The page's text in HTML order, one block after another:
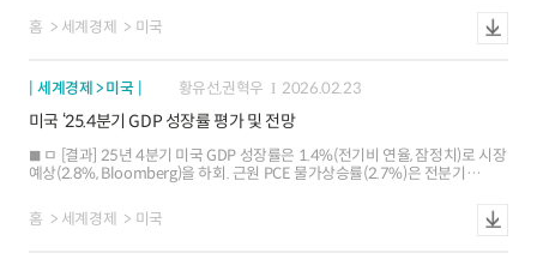
하반기에도 민간투자 주도의 성장 흐름이 이어지겠으나, 중동발 공급 충격 등에
의한 물가 불확실성이 지속되면서 연준의 통화긴축에 대한 경계감이 유지될
강세가 지속되면서 성장률이 반등할 전망(상반기 1.8% 하반기 2.1%e). 다만,
기업투자 여건 악화에 따른 민간 부문 성장세 둔화를 우려하는 시각이 증가하는
분위기 ㅇ 인플레이션: 기업들의 관세비용 전가 움직임 약화, 주거비 상승세
완화에 의한 인플레이션 둔화 흐름이 이어지겠으나, 중동전쟁발 공급 충격
장기화에 의한 반등 우려가 재부각 ㅇ 통화정책: 연준의 5회 연속 금리 동결에도
불구하고, 결국 인플레이션 반등에 대응해 정책 금리를 인상할 것이라는
경계감이 일정 수준 유지되고 있는 모습
중심으로 민간투자가 견조하게 유지되고 정부지출이 증가세로 전환되면서
성장률 상승 ㅇ 물가: PCE 물가상승률(2.9% 4.5%), 근원 PCE 물가상승률
투자, 서비스 지출 중심의 견조한 민간수요가 지속. 25.4분기 셧다운 관련
탄력적인 모습을 보인 가운데 강력한 민간투자 증가세가 수요를 견인하며
민간부문 주도의 경제성장이 지속 ㅇ 정부지출 회복: `25.4Q 성장둔화에 가장
크게 기여했던 연방정부 지출이 셧다운(`25년 10.1일 ~11.12일) 종료 이후
정상화되면서 정부지출이 증가세로 전환 ㅇ 인플레이션 압력 재가속: 근원 PCE
요인(미국 기업들의 연초 가격 인상) ?기술적 요인(셧다운 기간 중 데이터 수집
홈 세계경제 미국
세계경제 > 미국 황유선,권혁우 2026.02.23
미국 ‘25.4분기 GDP 성장률 평가 및 전망
ㅁ [결과] 25년 4분기 미국 GDP 성장률은 1.4%(전기비 연율, 잠정치)로 시장
예상(2.8%, Bloomberg)을 하회. 근원 PCE 물가상승률(2.7%)은 전분기
폭의 정부지출 감소, 개인 소비지출 및 순수출 둔화 등으로 4% 내외 고성장을
보였던 2ㆍ3분기 대비 약화 ㅇ 물가: PCE 물가상승률은 2.9%로 전분기(2.8%)
홈 세계경제 미국